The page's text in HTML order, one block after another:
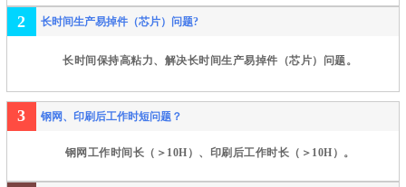
2 长时间生产易掉件（芯片）问题?
长时间保持高粘力、解决长时间生产易掉件（芯片）问题。
3 钢网、印刷后工作时短问题？
钢网工作时间长（＞10H）、印刷后工作时长（＞10H）。